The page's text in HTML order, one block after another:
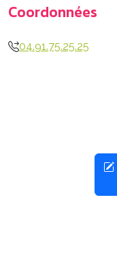
Coordonnées
04.91.75.25.25